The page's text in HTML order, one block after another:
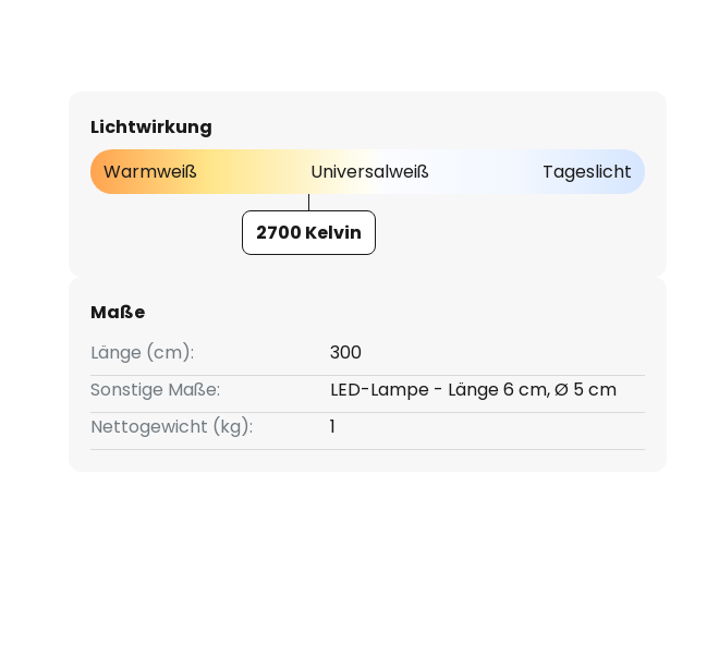
Lichtwirkung
Warmweiß
Universalweiß Tageslicht
2700 Kelvin
Maße
Länge (cm):
300
Sonstige Maße:
LED-Lampe - Länge 6 cm, Ø 5 cm
Nettogewicht (kg):
1